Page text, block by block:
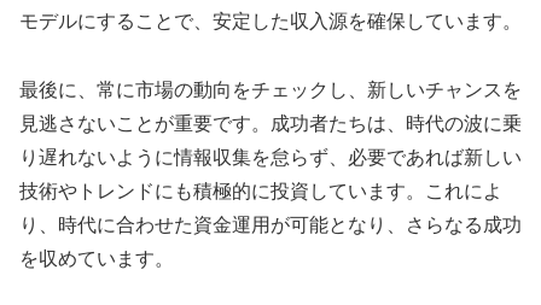
モデルにすることで、安定した収入源を確保しています。
最後に、常に市場の動向をチェックし、新しいチャンスを
見逃さないことが重要です。成功者たちは、時代の波に乗
り遅れないように情報収集を怠らず、必要であれば新しい
技術やトレンドにも積極的に投資しています。これによ
り、時代に合わせた資金運用が可能となり、さらなる成功
を収めています。